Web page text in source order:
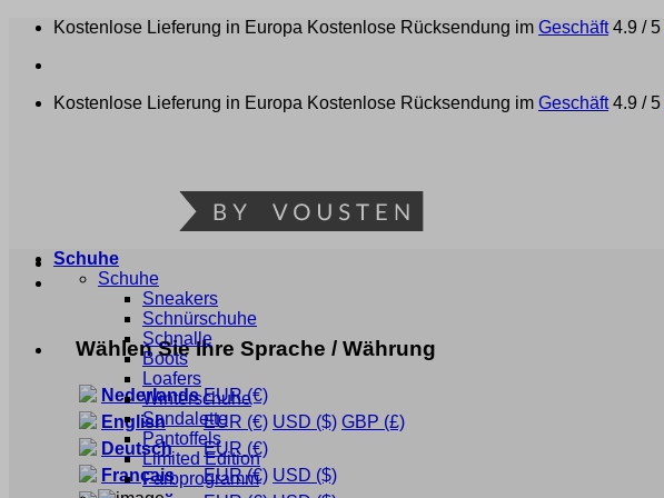
Zum
springen
Kostenlose Lieferung in Europa Kostenlose Rücksendung im Geschäft4.9 / 5
Kostenlose Lieferung in Europa Kostenlose Rücksendung im Geschäft4.9 / 5
Wählen Sie Ihre Sprache / Währung
Nederlands EUR (€)
English
EUR (€) USD ($) GBP (£)
Deutsch
EUR (€)
Français
EUR (€) USD ($)
Schuhe
Schuhe
Sneakers
Schnürschuhe
Schnalle
Boots
Loafers
Winterschuhe
Sandalette
Pantoffels
Limited Edition
Farbprogramm